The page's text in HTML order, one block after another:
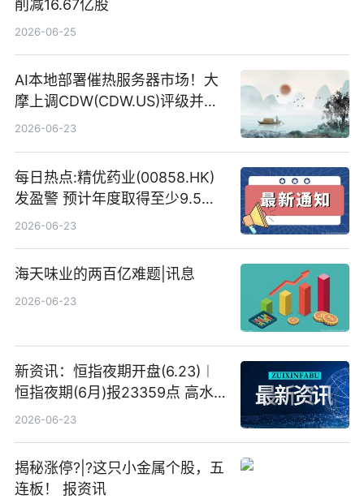
削减16.67亿股
2026-06-25
AI本地部署催热服务器市场！大
摩上调CDW(CDW.US)评级并看
高IBM(IBM.US)戴尔(DELL.US)
2026-06-23
每日热点:精优药业(00858.HK)
发盈警 预计年度取得至少9.5亿
港元的亏损 同比盈转亏
2026-06-23
海天味业的两百亿难题|讯息
2026-06-23
新资讯：恒指夜期开盘(6.23)︱
恒指夜期(6月)报23359点 高水
23点
2026-06-23
揭秘涨停?|?这只小金属个股，五
连板！ 报资讯